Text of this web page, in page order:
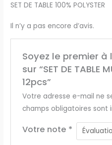
SET DE TABLE 100% POLYSTER
Il n’y a pas encore d’avis.
Soyez le premier
sur “SET DE TABLE
12pcs”
Votre adresse e-mail ne
champs obligatoires sont
Votre note *